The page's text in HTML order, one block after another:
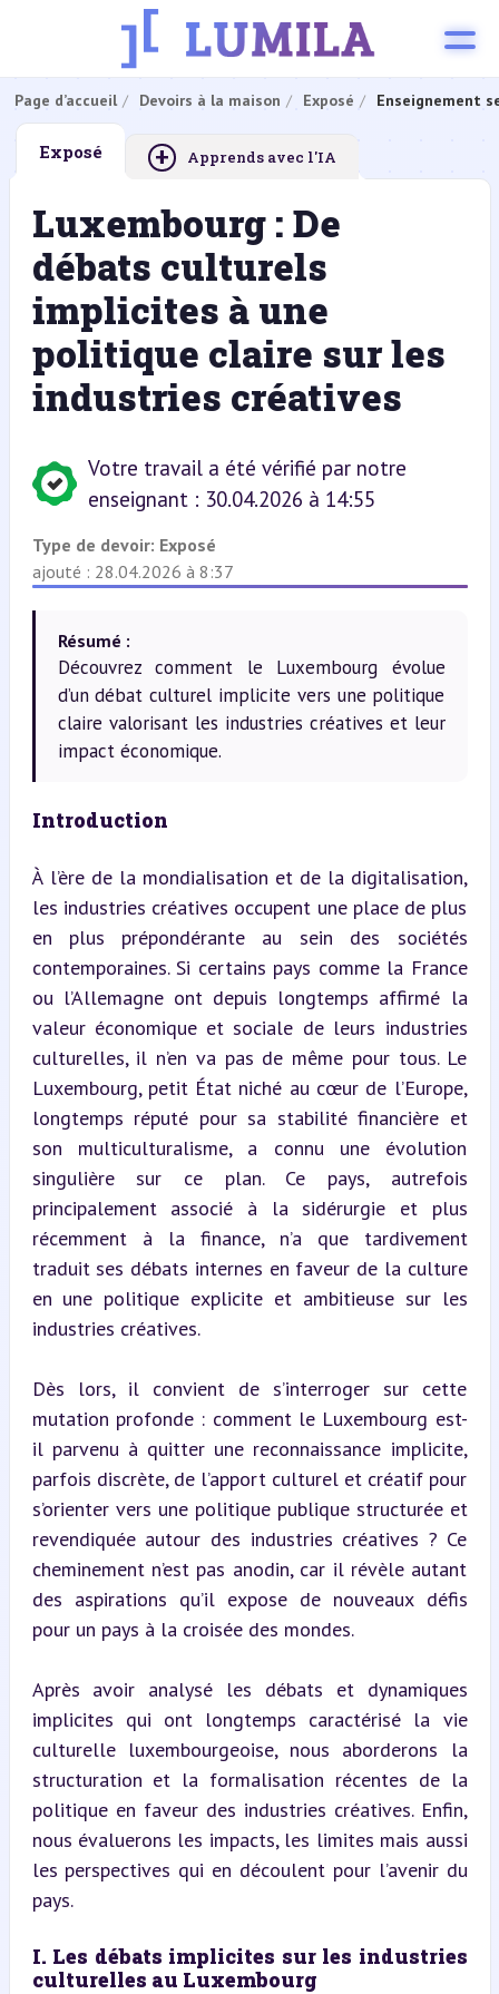
Page d’accueil Devoirs à la maison Exposé Enseignement
Exposé + Apprends avec l'IA
Luxembourg : De
débats culturels
implicites à une
politique claire sur les
industries créatives
Votre travail a été vérifié par notre
enseignant : 30.04.2026 à 14:55
Type de devoir: Exposé
ajouté : 28.04.2026 à 8:37
Résumé :
Découvrez comment le Luxembourg évolue
d’un débat culturel implicite vers une politique
claire valorisant les industries créatives et leur
impact économique.
Introduction
À l’ère de la mondialisation et de la digitalisation,
les industries créatives occupent une place de plus
en plus prépondérante au sein des sociétés
contemporaines. Si certains pays comme la France
ou l’Allemagne ont depuis longtemps affirmé la
valeur économique et sociale de leurs industries
culturelles, il n’en va pas de même pour tous. Le
Luxembourg, petit État niché au cœur de l’Europe,
longtemps réputé pour sa stabilité financière et
son multiculturalisme, a connu une évolution
singulière sur ce plan. Ce pays, autrefois
principalement associé à la sidérurgie et plus
récemment à la finance, n’a que tardivement
traduit ses débats internes en faveur de la culture
en une politique explicite et ambitieuse sur les
industries créatives.
Dès lors, il convient de s’interroger sur cette
mutation profonde : comment le Luxembourg est-
il parvenu à quitter une reconnaissance implicite,
parfois discrète, de l’apport culturel et créatif pour
s’orienter vers une politique publique structurée et
revendiquée autour des industries créatives ? Ce
cheminement n’est pas anodin, car il révèle autant
des aspirations qu’il expose de nouveaux défis
pour un pays à la croisée des mondes.
Après avoir analysé les débats et dynamiques
implicites qui ont longtemps caractérisé la vie
culturelle luxembourgeoise, nous aborderons la
structuration et la formalisation récentes de la
politique en faveur des industries créatives. Enfin,
nous évaluerons les impacts, les limites mais aussi
les perspectives qui en découlent pour l’avenir du
pays.
I. Les débats implicites sur les industries
culturelles au Luxembourg